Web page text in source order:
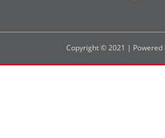
Copyright © 2021 | Powered